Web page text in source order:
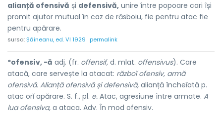
alianță ofensivă și defensivă, unire între popoare cari își
promit ajutor mutual în caz de răsboiu, fie pentru atac fie
pentru apărare.
sursa:Șăineanu, ed. VI 1929 permalink
*ofensív, -ă adj. (fr. offensif, d. mlat. offensivus). Care
atacă, care servește la atacat: războĭ ofensiv, armă
ofensivă. Alianță ofensivă și defensivă, alianță încheĭată p.
atac orĭ apărare. S. f., pl. e. Atac, agresiune între armate. A
lua ofensiva, a ataca. Adv. În mod ofensiv.